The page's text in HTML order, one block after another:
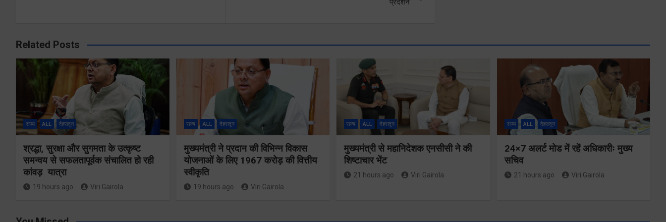
प्रदर्शन
Related Posts
राज्य ALL देहरादून
श्रद्धा, सुरक्षा और सुगमता के उत्कृष्ट
समन्वय से सफलतापूर्वक संचालित हो रही
कांवड़ यात्रा
19 hours ago Viri Gairola
राज्य ALL देहरादून
मुख्यमंत्री ने प्रदान की विभिन्न विकास
योजनाओं के लिए 1967 करोड़ की वित्तीय
स्वीकृति
19 hours ago Viri Gairola
राज्य ALL देहरादून
मुख्यमंत्री से महानिदेशक एनसीसी ने की
शिष्टाचार भेंट
21 hours ago Viri Gairola
राज्य ALL देहरादून
24×7 अलर्ट मोड में रहें अधिकारीः मुख्य
सचिव
21 hours ago Viri Gairola